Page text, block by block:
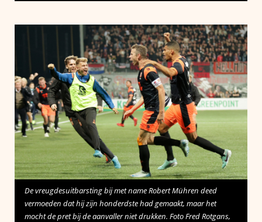
De vreugdesuitbarsting bij met name Robert Mühren deed
vermoeden dat hij zijn honderdste had gemaakt, maar het
mocht de pret bij de aanvaller niet drukken. Foto Fred Rotgans,